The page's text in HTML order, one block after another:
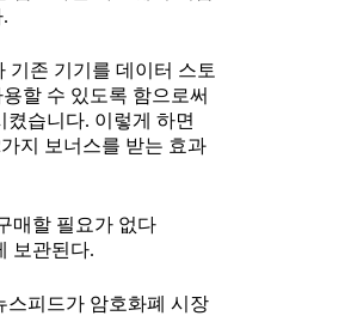
기존 기기를 데이터 스토
할 수 있도록 함으로써
켰습니다. 이렇게 하면
지 보너스를 받는 효과
매할 필요가 없다
보관된다.
스피드가 암호화폐 시장